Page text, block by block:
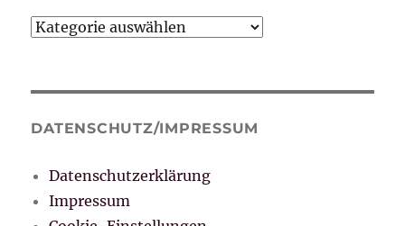
Kategorien
DATENSCHUTZ/IMPRESSUM
Datenschutzerklärung
Impressum